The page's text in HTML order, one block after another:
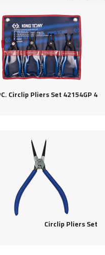
4 PC. Circlip Pliers Set 42154GP
Circlip Pliers Set